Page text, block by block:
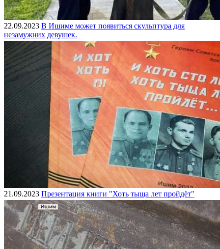
22.09.2023 В Ишиме может появиться скульптура для
незамужних девушек.
21.09.2023 Презентация книги "Хоть тыща лет пройдёт"